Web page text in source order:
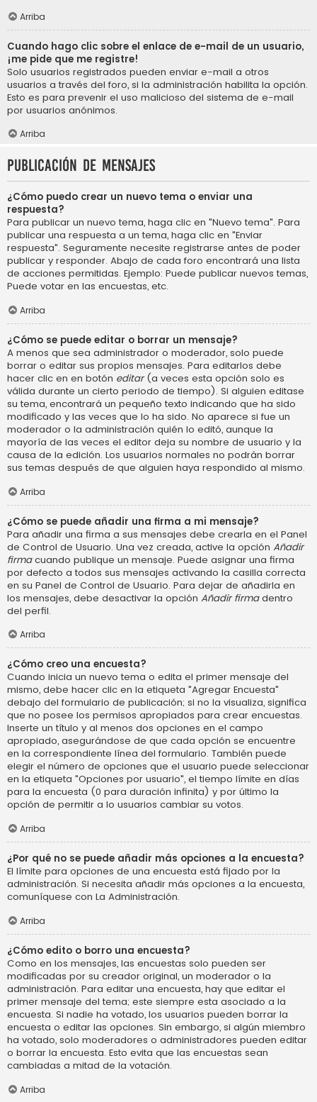
Arriba
Cuando hago clic sobre el enlace de e-mail de un usuario,
¡me pide que me registre!
Solo usuarios registrados pueden enviar e-mail a otros
usuarios a través del foro, si la administración habilita la opción.
Esto es para prevenir el uso malicioso del sistema de e-mail
por usuarios anónimos.
Arriba
Publicación de mensajes
¿Cómo puedo crear un nuevo tema o enviar una
respuesta?
Para publicar un nuevo tema, haga clic en "Nuevo tema". Para
publicar una respuesta a un tema, haga clic en "Enviar
respuesta". Seguramente necesite registrarse antes de poder
publicar y responder. Abajo de cada foro encontrará una lista
de acciones permitidas. Ejemplo: Puede publicar nuevos temas,
Puede votar en las encuestas, etc.
Arriba
¿Cómo se puede editar o borrar un mensaje?
A menos que sea administrador o moderador, solo puede
borrar o editar sus propios mensajes. Para editarlos debe
hacer clic en en botón editar(a veces esta opción solo es
válida durante un cierto periodo de tiempo). Si alguien editase
su tema, encontrará un pequeño texto indicando que ha sido
modificado y las veces que lo ha sido. No aparece si fue un
moderador o la administración quién lo editó, aunque la
mayoría de las veces el editor deja su nombre de usuario y la
causa de la edición. Los usuarios normales no podrán borrar
sus temas después de que alguien haya respondido al mismo.
Arriba
¿Cómo se puede añadir una firma a mi mensaje?
Para añadir una firma a sus mensajes debe crearla en el Panel
de Control de Usuario. Una vez creada, active la opción Añadir
firmacuando publique un mensaje. Puede asignar una firma
por defecto a todos sus mensajes activando la casilla correcta
en su Panel de Control de Usuario. Para dejar de añadirla en
los mensajes, debe desactivar la opción Añadir firmadentro
del perfil.
Arriba
¿Cómo creo una encuesta?
Cuando inicia un nuevo tema o edita el primer mensaje del
mismo, debe hacer clic en la etiqueta "Agregar Encuesta"
debajo del formulario de publicación; si no la visualiza, significa
que no posee los permisos apropiados para crear encuestas.
Inserte un título y al menos dos opciones en el campo
apropiado, asegurándose de que cada opción se encuentre
en la correspondiente línea del formulario. También puede
elegir el número de opciones que el usuario puede seleccionar
en la etiqueta "Opciones por usuario", el tiempo límite en días
para la encuesta (0 para duración infinita) y por último la
opción de permitir a lo usuarios cambiar su votos.
Arriba
¿Por qué no se puede añadir más opciones a la encuesta?
El límite para opciones de una encuesta está fijado por la
administración. Si necesita añadir más opciones a la encuesta,
comuníquese con La Administración.
Arriba
¿Cómo edito o borro una encuesta?
Como en los mensajes, las encuestas solo pueden ser
modificadas por su creador original, un moderador o la
administración. Para editar una encuesta, hay que editar el
primer mensaje del tema; este siempre esta asociado a la
encuesta. Si nadie ha votado, los usuarios pueden borrar la
encuesta o editar las opciones. Sin embargo, si algún miembro
ha votado, solo moderadores o administradores pueden editar
o borrar la encuesta. Esto evita que las encuestas sean
cambiadas a mitad de la votación.
Arriba